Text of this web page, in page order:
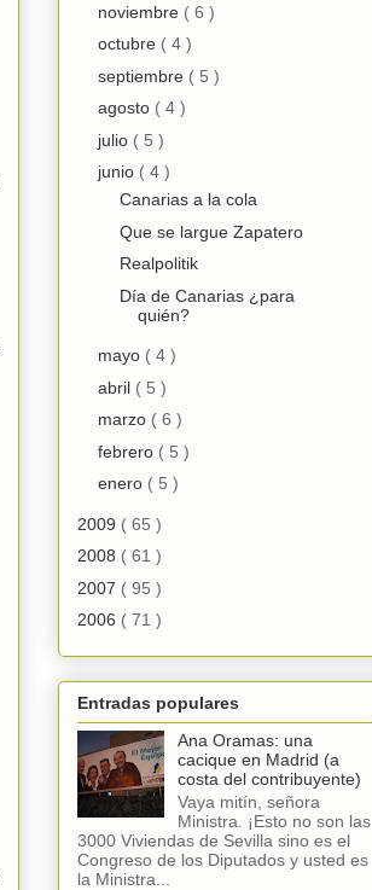
noviembre ( 6 )
octubre ( 4 )
septiembre ( 5 )
agosto ( 4 )
julio ( 5 )
junio ( 4 )
Canarias a la cola
Que se largue Zapatero
Realpolitik
Día de Canarias ¿para
quién?
mayo ( 4 )
abril ( 5 )
marzo ( 6 )
febrero ( 5 )
enero ( 5 )
2009 ( 65 )
2008 ( 61 )
2007 ( 95 )
2006 ( 71 )
Entradas populares
Ana Oramas: una
cacique en Madrid (a
costa del contribuyente)
Vaya mitín, señora
Ministra. ¡Esto no son las
3000 Viviendas de Sevilla sino es el
Congreso de los Diputados y usted es
la Ministra...